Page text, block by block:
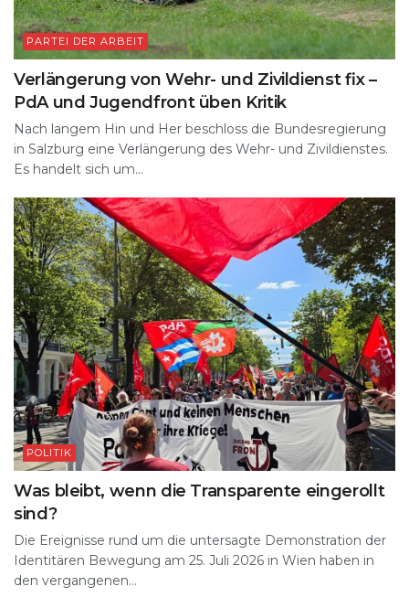
PARTEI DER ARBEIT
Verlängerung von Wehr- und Zivildienst fix –
PdA und Jugendfront üben Kritik
Nach langem Hin und Her beschloss die Bundesregierung
in Salzburg eine Verlängerung des Wehr- und Zivildienstes.
Es handelt sich um...
POLITIK
Was bleibt, wenn die Transparente eingerollt
sind?
Die Ereignisse rund um die untersagte Demonstration der
Identitären Bewegung am 25. Juli 2026 in Wien haben in
den vergangenen...